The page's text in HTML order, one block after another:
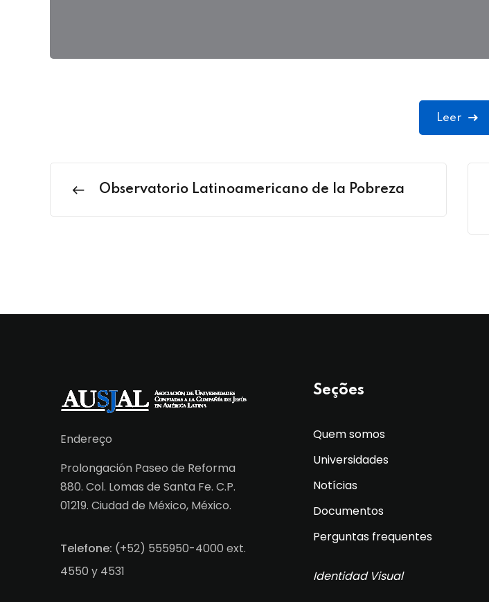
Leer
Observatorio Latinoamericano de la Pobreza
Endereço
Prolongación Paseo de Reforma
880. Col. Lomas de Santa Fe. C.P.
01219. Ciudad de México, México.
Telefone: (+52) 555950-4000 ext.
4550 y 4531
Seções
Quem somos
Universidades
Notícias
Documentos
Perguntas frequentes
Identidad Visual